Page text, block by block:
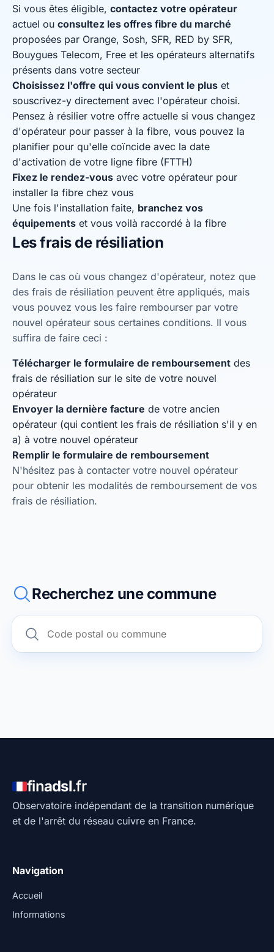
Si vous êtes éligible, contactez votre opérateur
actuel ou consultez les offres fibre du marché
proposées par Orange, Sosh, SFR, RED by SFR,
Bouygues Telecom, Free et les opérateurs alternatifs
présents dans votre secteur
Choisissez l'offre qui vous convient le plus et
souscrivez-y directement avec l'opérateur choisi.
Pensez à résilier votre offre actuelle si vous changez
d'opérateur pour passer à la fibre, vous pouvez la
planifier pour qu'elle coïncide avec la date
d'activation de votre ligne fibre (FTTH)
Fixez le rendez-vous avec votre opérateur pour
installer la fibre chez vous
Une fois l'installation faite, branchez vos
équipements et vous voilà raccordé à la fibre
Les frais de résiliation
Dans le cas où vous changez d'opérateur, notez que
des frais de résiliation peuvent être appliqués, mais
vous pouvez vous les faire rembourser par votre
nouvel opérateur sous certaines conditions. Il vous
suffira de faire ceci :
Télécharger le formulaire de remboursement des
frais de résiliation sur le site de votre nouvel
opérateur
Envoyer la dernière facture de votre ancien
opérateur (qui contient les frais de résiliation s'il y en
a) à votre nouvel opérateur
Remplir le formulaire de remboursement
N'hésitez pas à contacter votre nouvel opérateur
pour obtenir les modalités de remboursement de vos
frais de résiliation.
Recherchez une commune
finadsl.fr
Observatoire indépendant de la transition numérique
et de l'arrêt du réseau cuivre en France.
Navigation
Accueil
Informations